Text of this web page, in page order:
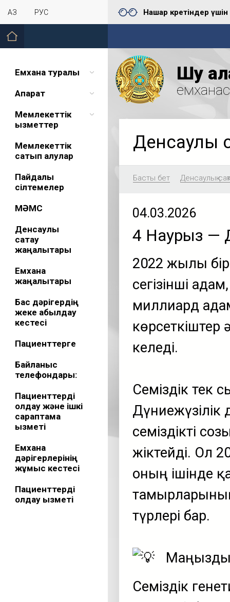
ҚАЗ РУС Нашар көретіндер үшін
Емхана туралы
Ақпарат
Мемлекеттік
қызметтер
Мемлекеттік
сатып алулар
Пайдалы
сілтемелер
МӘМС
Денсаулық
сақтау
жаңалықтары
Емхана
жаңалықтары
Бас дәрігердің
жеке қабылдау
кестесі
Пациенттерге
Байланыс
телефондары:
Пациенттерді
қолдау және ішкі
сараптама
қызметі
Емхана
дәрігерлерінің
жұмыс кестесі
Пациенттерді
қолдау қызметі
Шу
Денсаулық
Басты бет Денсаулық
04.03.2026
4 Наурыз —
2022 жылы
сегізінші
миллиард
көрсеткіштер
келеді.
Семіздік тек
семіздікті
жіктейді. Ол
оның ішінде
тамырларының
түрлері бар.
Маңызды
Семіздік